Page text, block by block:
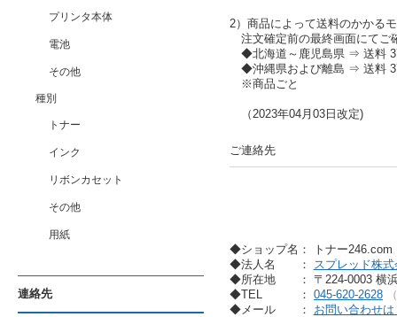
2）商品によって送料のかかる
注文確定前の最終画面にてご
◆北海道～鹿児島県 ⇒ 送料
◆沖縄県および離島 ⇒ 送料
※商品ごと
（2023年04月03日改定)
ご連絡先
◆ショップ名： トナー
◆法人名
：
スプレッド株式
◆所在地
： 〒224-0003 横
◆TEL
： 045-620-2628
（
◆メール
： お問い合わせ
プリンタ本体
電池
その他
種別
トナー
インク
リボンカセット
その他
用紙
連絡先